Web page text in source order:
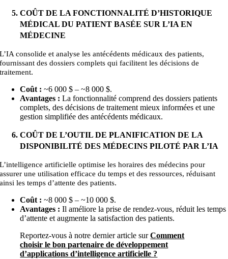
COÛT DE LA FONCTIONNALITÉ D’HISTORIQUE
MÉDICAL DU PATIENT BASÉE SUR L’IA EN
MÉDECINE
L’IA consolide et analyse les antécédents médicaux des patients,
fournissant des dossiers complets qui facilitent les décisions de
traitement.
Coût : ~6 000 $ – ~8 000 $.
Avantages :La fonctionnalité comprend des dossiers patients
complets, des décisions de traitement mieux informées et une
gestion simplifiée des antécédents médicaux.
COÛT DE L’OUTIL DE PLANIFICATION DE LA
DISPONIBILITÉ DES MÉDECINS PILOTÉ PAR L’IA
L’intelligence artificielle optimise les horaires des médecins pour
assurer une utilisation efficace du temps et des ressources, réduisant
ainsi les temps d’attente des patients.
Coût : ~8 000 $ – ~10000 $.
Avantages :Il améliore la prise de rendez-vous, réduit les temps
d’attente et augmente la satisfaction des patients.
Reportez-vous à notre dernier article surComment
choisir le bon partenaire de développement
d’applications d’intelligence artificielle ?